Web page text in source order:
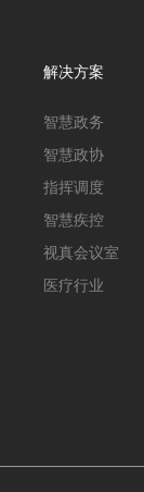
解决方案
智慧政务
智慧政协
指挥调度
智慧疾控
视真会议室
医疗行业